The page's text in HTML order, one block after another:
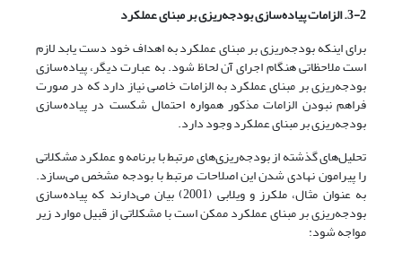
3-2. الزامات پیاده‌سازی بودجه‌ریزی بر مبنای عملکرد
برای اینکه بودجه‌ریزی بر مبنای عملکرد به اهداف خود دست یابد لازم
است ملاحظاتی هنگام اجرای آن لحاظ شود. به عبارت دیگر، پیاده‌سازی
بودجه‌ریزی بر مبنای عملکرد به الزامات خاصی نیاز دارد که در صورت
فراهم نبودن الزامات مذکور همواره احتمال شکست در پیاده‌سازی
بودجه‌ریزی بر مبنای عملکرد وجود دارد.
تحلیل‌های گذشته از بودجه‌ریزی‌های مرتبط با برنامه و عملکرد مشکلاتی
را پیرامون نهادی شدن این اصلاحات مرتبط با بودجه مشخص می‌سازد.
به عنوان مثال، ملکرز و ویلابی (2001) بیان می‌دارند که پیاده‌سازی
بودجه‌ریزی بر مبنای عملکرد ممکن است با مشکلاتی از قبیل موارد زیر
مواجه شود: